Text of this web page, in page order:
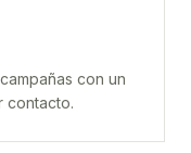
con un
contacto.